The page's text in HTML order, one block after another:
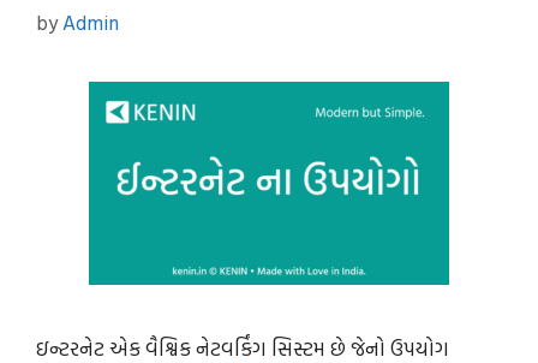
byAdmin
ઇન્ટરનેટ એક વૈશ્વિક નેટવર્કિંગ સિસ્ટમ છે જેનો ઉપયોગ